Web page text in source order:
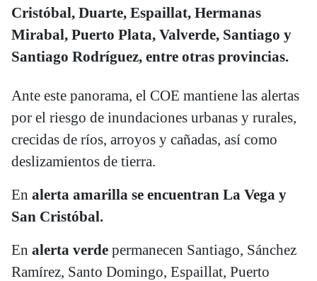
Cristóbal, Duarte, Espaillat, Hermanas
Mirabal, Puerto Plata, Valverde, Santiago y
Santiago Rodríguez, entre otras provincias.
Ante este panorama, el COE mantiene las alertas
por el riesgo de inundaciones urbanas y rurales,
crecidas de ríos, arroyos y cañadas, así como
deslizamientos de tierra.
En alerta amarilla se encuentran La Vega y
San Cristóbal.
En alerta verde permanecen Santiago, Sánchez
Ramírez, Santo Domingo, Espaillat, Puerto